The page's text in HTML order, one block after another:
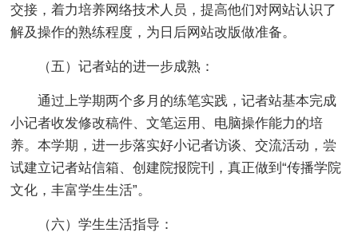
交接，着力培养网络技术人员，提高他们对网站认识了
解及操作的熟练程度，为日后网站改版做准备。
（五）记者站的进一步成熟：
通过上学期两个多月的练笔实践，记者站基本完成
小记者收发修改稿件、文笔运用、电脑操作能力的培
养。本学期，进一步落实好小记者访谈、交流活动，尝
试建立记者站信箱、创建院报院刊，真正做到“传播学院
文化，丰富学生生活”。
（六）学生生活指导：